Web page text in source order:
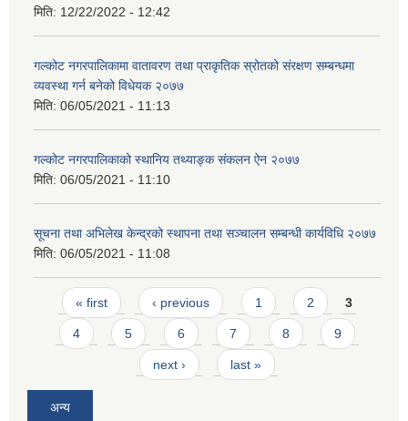
मिति: 12/22/2022 - 12:42
गल्कोट नगरपालिकामा वातावरण तथा प्राकृतिक स्रोतको संरक्षण सम्बन्धमा
व्यवस्था गर्न बनेको विधेयक २०७७
मिति: 06/05/2021 - 11:13
गल्कोट नगरपालिकाको स्थानिय तथ्याङ्क संकलन ऐन २०७७
मिति: 06/05/2021 - 11:10
सूचना तथा अभिलेख केन्द्रको स्थापना तथा सञ्चालन सम्बन्धी कार्यविधि २०७७
मिति: 06/05/2021 - 11:08
Pages
« first ‹ previous 1 2 3
4 5 6 7 8 9
next › last »
अन्य